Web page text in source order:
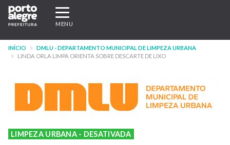
Pular
para
conteúdo
principal
Expandir/recolher
navegação
MENU
INÍCIO
DMLU - DEPARTAMENTO MUNICIPAL DE LIMPEZA URBANA
LINDA ORLA LIMPA ORIENTA SOBRE DESCARTE DE LIXO
LIMPEZA URBANA - DESATIVADA